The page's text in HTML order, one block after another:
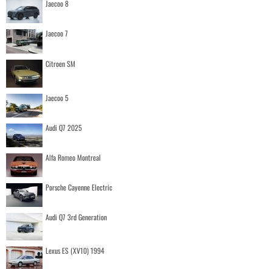
Jaecoo 8
Jaecoo 7
Citroen SM
Jaecoo 5
Audi Q7 2025
Alfa Romeo Montreal
Porsche Cayenne Electric
Audi Q7 3rd Generation
Lexus ES (XV10) 1994